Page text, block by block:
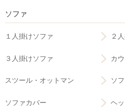
ソファ
１人掛けソファ ２
３人掛けソファ カ
スツール・オットマン ソ
ソファカバー ヘ